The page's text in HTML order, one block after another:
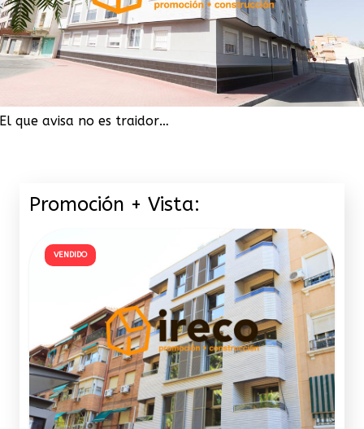
El que avisa no es traidor…
Promoción + Vista:
VENDIDO